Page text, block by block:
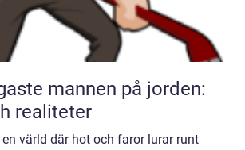
mannen på jorden:
realiteter
värld där hot och faror lurar runt